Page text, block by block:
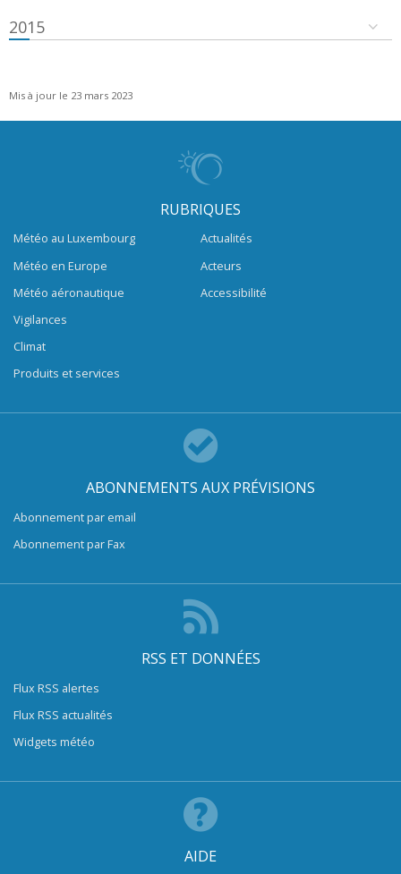
2015
Mis à jour le 23 mars 2023
RUBRIQUES
Météo au Luxembourg
Météo en Europe
Météo aéronautique
Vigilances
Climat
Produits et services
Actualités
Acteurs
Accessibilité
ABONNEMENTS AUX PRÉVISIONS
Abonnement par email
Abonnement par Fax
RSS ET DONNÉES
Flux RSS alertes
Flux RSS actualités
Widgets météo
AIDE